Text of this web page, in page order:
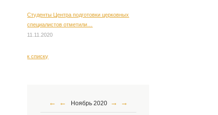
Студенты Центра подготовки церковных
специалистов отметили…
11.11.2020
к списку
← ← Ноябрь 2020 → →